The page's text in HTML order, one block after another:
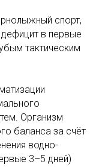
спорт,
дефицит в первые
тактическим
Организм
баланса за счёт
водно-
3–5 дней)